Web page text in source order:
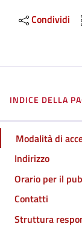
Condividi
INDICE DELLA
Modalità di
Indirizzo
Orario per il
Contatti
Struttura